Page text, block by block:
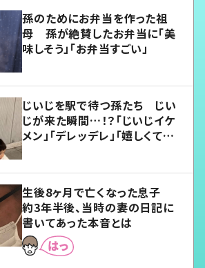
孫のためにお弁当を作った祖
母 孫が絶賛したお弁当に「美
味しそう」「お弁当すごい」
じいじを駅で待つ孫たち じい
じが来た瞬間…！？「じいじイケ
メン」「デレッデレ」「嬉しくて可
生後8ヶ月で亡くなった息子
約3年半後、当時の妻の日記に
書いてあった本音とは